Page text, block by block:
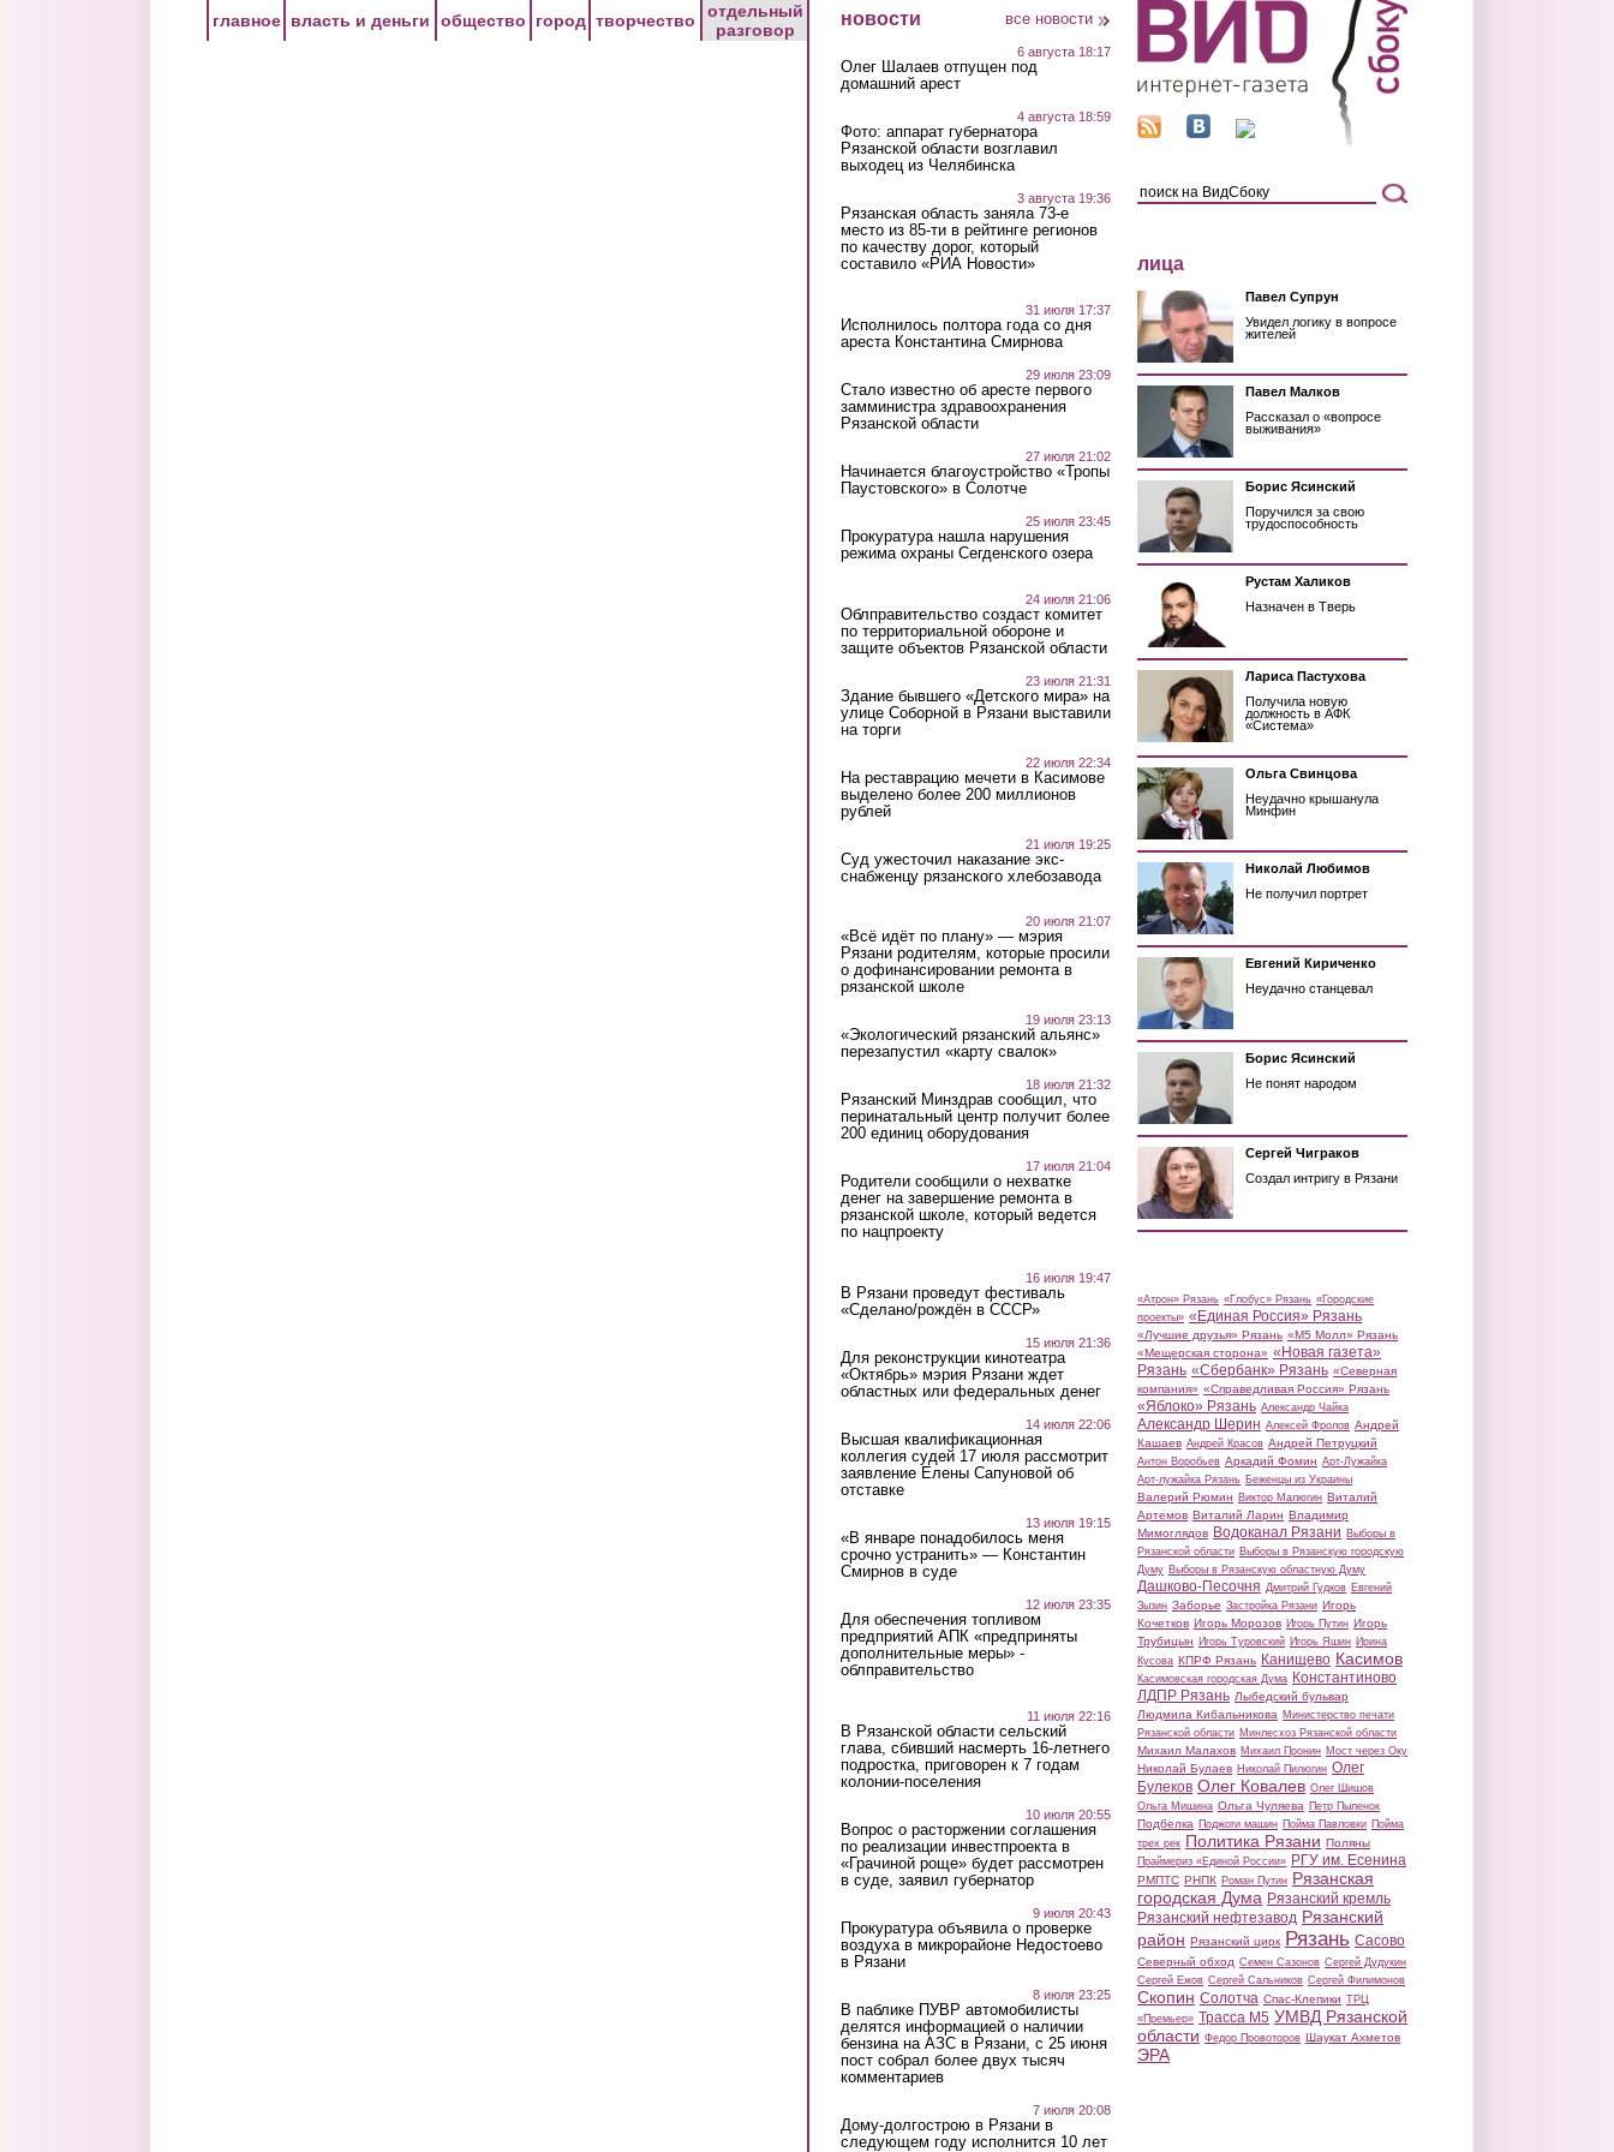
главное власть и деньги общество город творчество
отдельный
разговор
новости все новости
6 августа 18:17
Олег Шалаев отпущен под
домашний арест
4 августа 18:59
Фото: аппарат губернатора
Рязанской области возглавил
выходец из Челябинска
3 августа 19:36
Рязанская область заняла 73-е
место из 85-ти в рейтинге регионов
по качеству дорог, который
составило «РИА Новости»
31 июля 17:37
Исполнилось полтора года со дня
ареста Константина Смирнова
29 июля 23:09
Стало известно об аресте первого
замминистра здравоохранения
Рязанской области
27 июля 21:02
Начинается благоустройство «Тропы
Паустовского» в Солотче
25 июля 23:45
Прокуратура нашла нарушения
режима охраны Сегденского озера
24 июля 21:06
Облправительство создаст комитет
по территориальной обороне и
защите объектов Рязанской области
23 июля 21:31
Здание бывшего «Детского мира» на
улице Соборной в Рязани выставили
на торги
22 июля 22:34
На реставрацию мечети в Касимове
выделено более 200 миллионов
рублей
21 июля 19:25
Суд ужесточил наказание экс-
снабженцу рязанского хлебозавода
20 июля 21:07
«Всё идёт по плану» — мэрия
Рязани родителям, которые просили
о дофинансировании ремонта в
рязанской школе
19 июля 23:13
«Экологический рязанский альянс»
перезапустил «карту свалок»
18 июля 21:32
Рязанский Минздрав сообщил, что
перинатальный центр получит более
200 единиц оборудования
17 июля 21:04
Родители сообщили о нехватке
денег на завершение ремонта в
рязанской школе, который ведется
по нацпроекту
16 июля 19:47
В Рязани проведут фестиваль
«Сделано/рождён в СССР»
15 июля 21:36
Для реконструкции кинотеатра
«Октябрь» мэрия Рязани ждет
областных или федеральных денег
14 июля 22:06
Высшая квалификационная
коллегия судей 17 июля рассмотрит
заявление Елены Сапуновой об
отставке
13 июля 19:15
«В январе понадобилось меня
срочно устранить» — Константин
Смирнов в суде
12 июля 23:35
Для обеспечения топливом
предприятий АПК «предприняты
дополнительные меры» -
облправительство
11 июля 22:16
В Рязанской области сельский
глава, сбивший насмерть 16-летнего
подростка, приговорен к 7 годам
колонии-поселения
10 июля 20:55
Вопрос о расторжении соглашения
по реализации инвестпроекта в
«Грачиной роще» будет рассмотрен
в суде, заявил губернатор
9 июля 20:43
Прокуратура объявила о проверке
воздуха в микрорайоне Недостоево
в Рязани
8 июля 23:25
В паблике ПУВР автомобилисты
делятся информацией о наличии
бензина на АЗС в Рязани, с 25 июня
пост собрал более двух тысяч
комментариев
7 июля 20:08
Дому-долгострою в Рязани в
следующем году исполнится 10 лет
лица
Павел Супрун
Увидел логику в вопросе
жителей
Павел Малков
Рассказал о «вопросе
выживания»
Борис Ясинский
Поручился за свою
трудоспособность
Рустам Халиков
Назначен в Тверь
Лариса Пастухова
Получила новую
должность в АФК
«Система»
Ольга Свинцова
Неудачно крышанула
Минфин
Николай Любимов
Не получил портрет
Евгений Кириченко
Неудачно станцевал
Борис Ясинский
Не понят народом
Сергей Чиграков
Создал интригу в Рязани
«Атрон» Рязань «Глобус» Рязань «Городские
проекты» «Единая Россия» Рязань
«Лучшие друзья» Рязань «М5 Молл» Рязань
«Мещерская сторона» «Новая газета»
Рязань «Сбербанк» Рязань «Северная
компания» «Справедливая Россия» Рязань
«Яблоко» Рязань Александр Чайка
Александр Шерин Алексей Фролов Андрей
Кашаев Андрей Красов Андрей Петруцкий
Антон Воробьев Аркадий Фомин Арт-Лужайка
Арт-лужайка Рязань Беженцы из Украины
Валерий Рюмин Виктор Малюгин Виталий
Артемов Виталий Ларин Владимир
Мимоглядов Водоканал Рязани Выборы в
Рязанской области Выборы в Рязанскую городскую
Думу Выборы в Рязанскую областную Думу
Дашково-Песочня Дмитрий Гудков Евгений
Зызин Заборье Застройка Рязани Игорь
Кочетков Игорь Морозов Игорь Путин Игорь
Трубицын Игорь Туровский Игорь Яшин Ирина
Кусова КПРФ Рязань Канищево Касимов
Касимовская городская Дума Константиново
ЛДПР Рязань Лыбедский бульвар
Людмила Кибальникова Министерство печати
Рязанской области Минлесхоз Рязанской области
Михаил Малахов Михаил Пронин Мост через Оку
Николай Булаев Николай Пилюгин Олег
Булеков Олег Ковалев Олег Шишов
Ольга Мишина Ольга Чуляева Петр Пыленок
Подбелка Поджоги машин Пойма Павловки Пойма
трех рек Политика Рязани Поляны
Праймериз «Единой России» РГУ им. Есенина
РМПТС РНПК Роман Путин Рязанская
городская Дума Рязанский кремль
Рязанский нефтезавод Рязанский
район Рязанский цирк Рязань Сасово
Северный обход Семен Сазонов Сергей Дудукин
Сергей Ежов Сергей Сальников Сергей Филимонов
Скопин Солотча Спас-Клепики ТРЦ
«Премьер» Трасса М5 УМВД Рязанской
области Федор Провоторов Шаукат Ахметов
ЭРА